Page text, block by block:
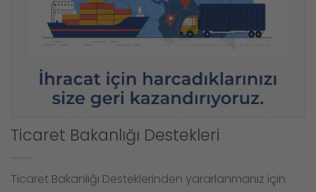
Ticaret Bakanlığı Destekleri
Ticaret Bakanlığı Desteklerinden yararlanmanız için